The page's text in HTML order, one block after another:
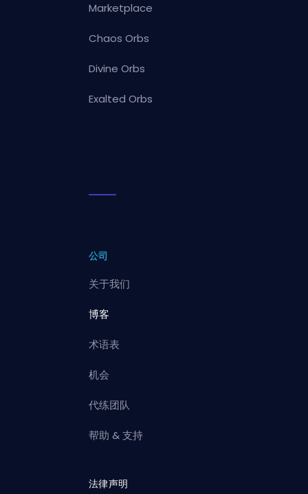
Marketplace
Chaos Orbs
Divine Orbs
Exalted Orbs
公司
关于我们
博客
术语表
机会
代练团队
帮助 & 支持
法律声明